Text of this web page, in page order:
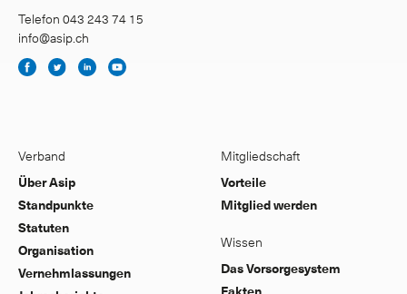
Telefon 043 243 74 15
info@asip.ch
Verband
Über Asip
Standpunkte
Statuten
Organisation
Vernehmlassungen
Mitgliedschaft
Vorteile
Mitglied werden
Wissen
Das Vorsorgesystem